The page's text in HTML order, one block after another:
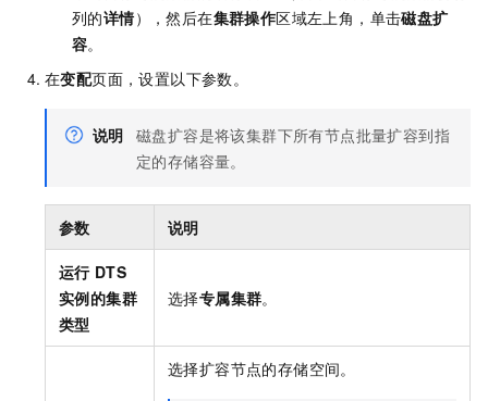
列的详情），然后在集群操作区域左上角，单击磁盘扩
容。
在变配页面，设置以下参数。
说明 磁盘扩容是将该集群下所有节点批量扩容到指
定的存储容量。
参数 说明
运行 DTS
实例的集群
类型
选择专属集群。
选择扩容节点的存储空间。